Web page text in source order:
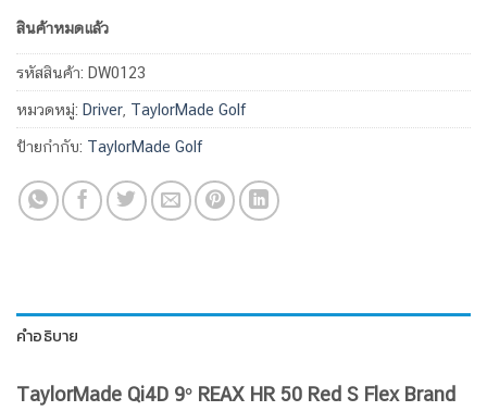
สินค้าหมดแล้ว
รหัสสินค้า: DW0123
หมวดหมู่: Driver TaylorMade Golf
ป้ายกำกับ: TaylorMade Golf
คำอธิบาย
TaylorMade Qi4D 9° REAX HR 50 Red S Flex Brand